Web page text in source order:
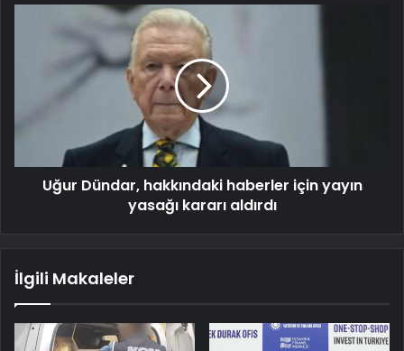
Uğur Dündar, hakkındaki haberler için yayın
yasağı kararı aldırdı
İlgili Makaleler